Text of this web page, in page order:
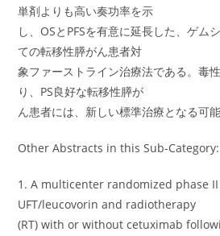
単剤よりも高い奏功率を示
し、OSとPFSを有意に延長した、ゲム
ての転移性膵がん患者対
象ファーストライン治療法である。毒
り、PS良好な転移性膵が
ん患者には、新しい標準治療となる可能
Other Abstracts in this Sub-
1. A multicenter randomized phase
UFT/leucovorin and radiotherapy
(RT) with or without cetuximab